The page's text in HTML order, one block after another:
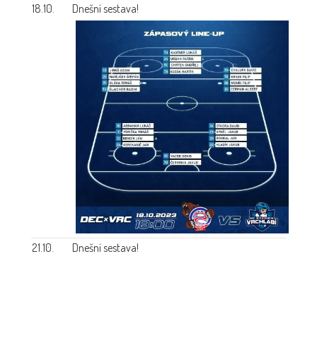
18.10.
Dnešní sestava!
21.10. Dnešní sestava!